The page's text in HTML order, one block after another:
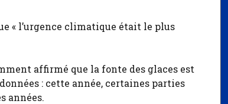
« l’urgence climatique était le plus
affirmé que la fonte des glaces est
: cette année, certaines parties
années.